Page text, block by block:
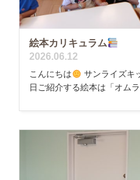
絵本カリキュラム
2026.06.12
こんにちは
サンライズキ
日ご紹介する絵本は「オム